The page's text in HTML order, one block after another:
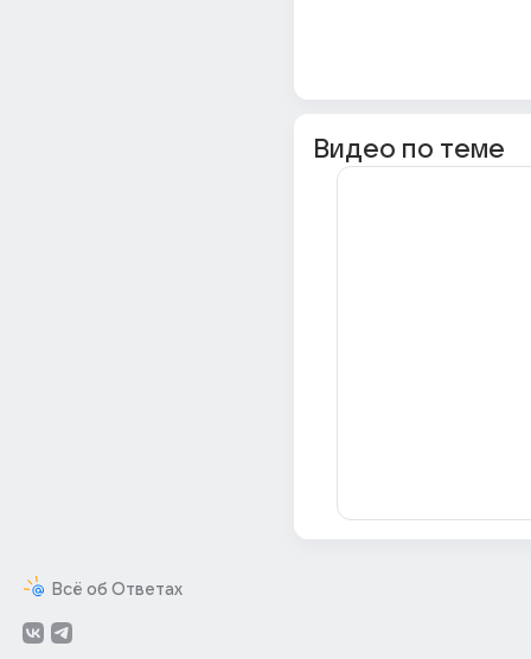
Всё об Ответах
Видео по теме